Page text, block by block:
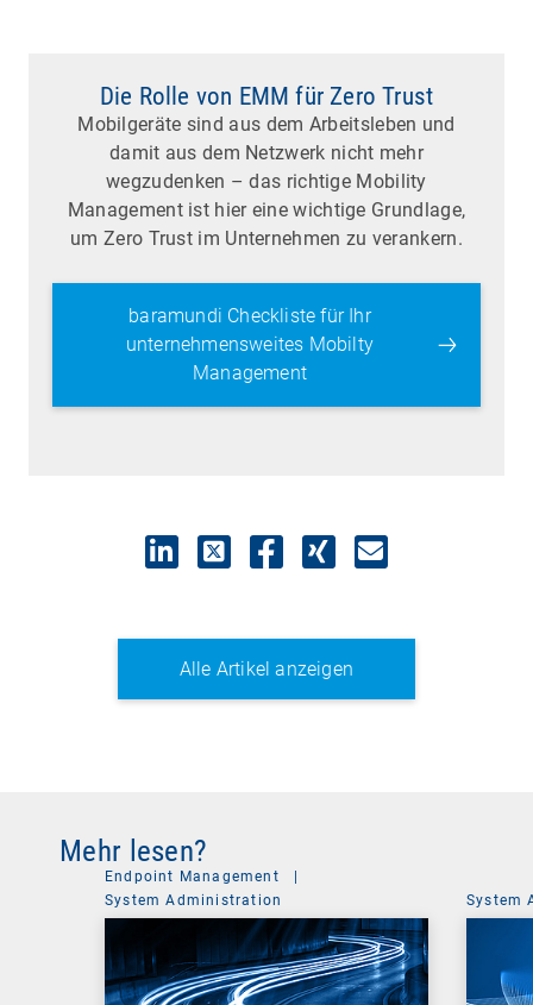
Die Rolle von EMM für Zero Trust
Mobilgeräte sind aus dem Arbeitsleben und
damit aus dem Netzwerk nicht mehr
wegzudenken – das richtige Mobility
Management ist hier eine wichtige Grundlage,
um Zero Trust im Unternehmen zu verankern.
baramundi Checkliste für Ihr
unternehmensweites Mobilty
Management
Alle Artikel anzeigen
Mehr lesen?
Endpoint Management
|
System Administration
System